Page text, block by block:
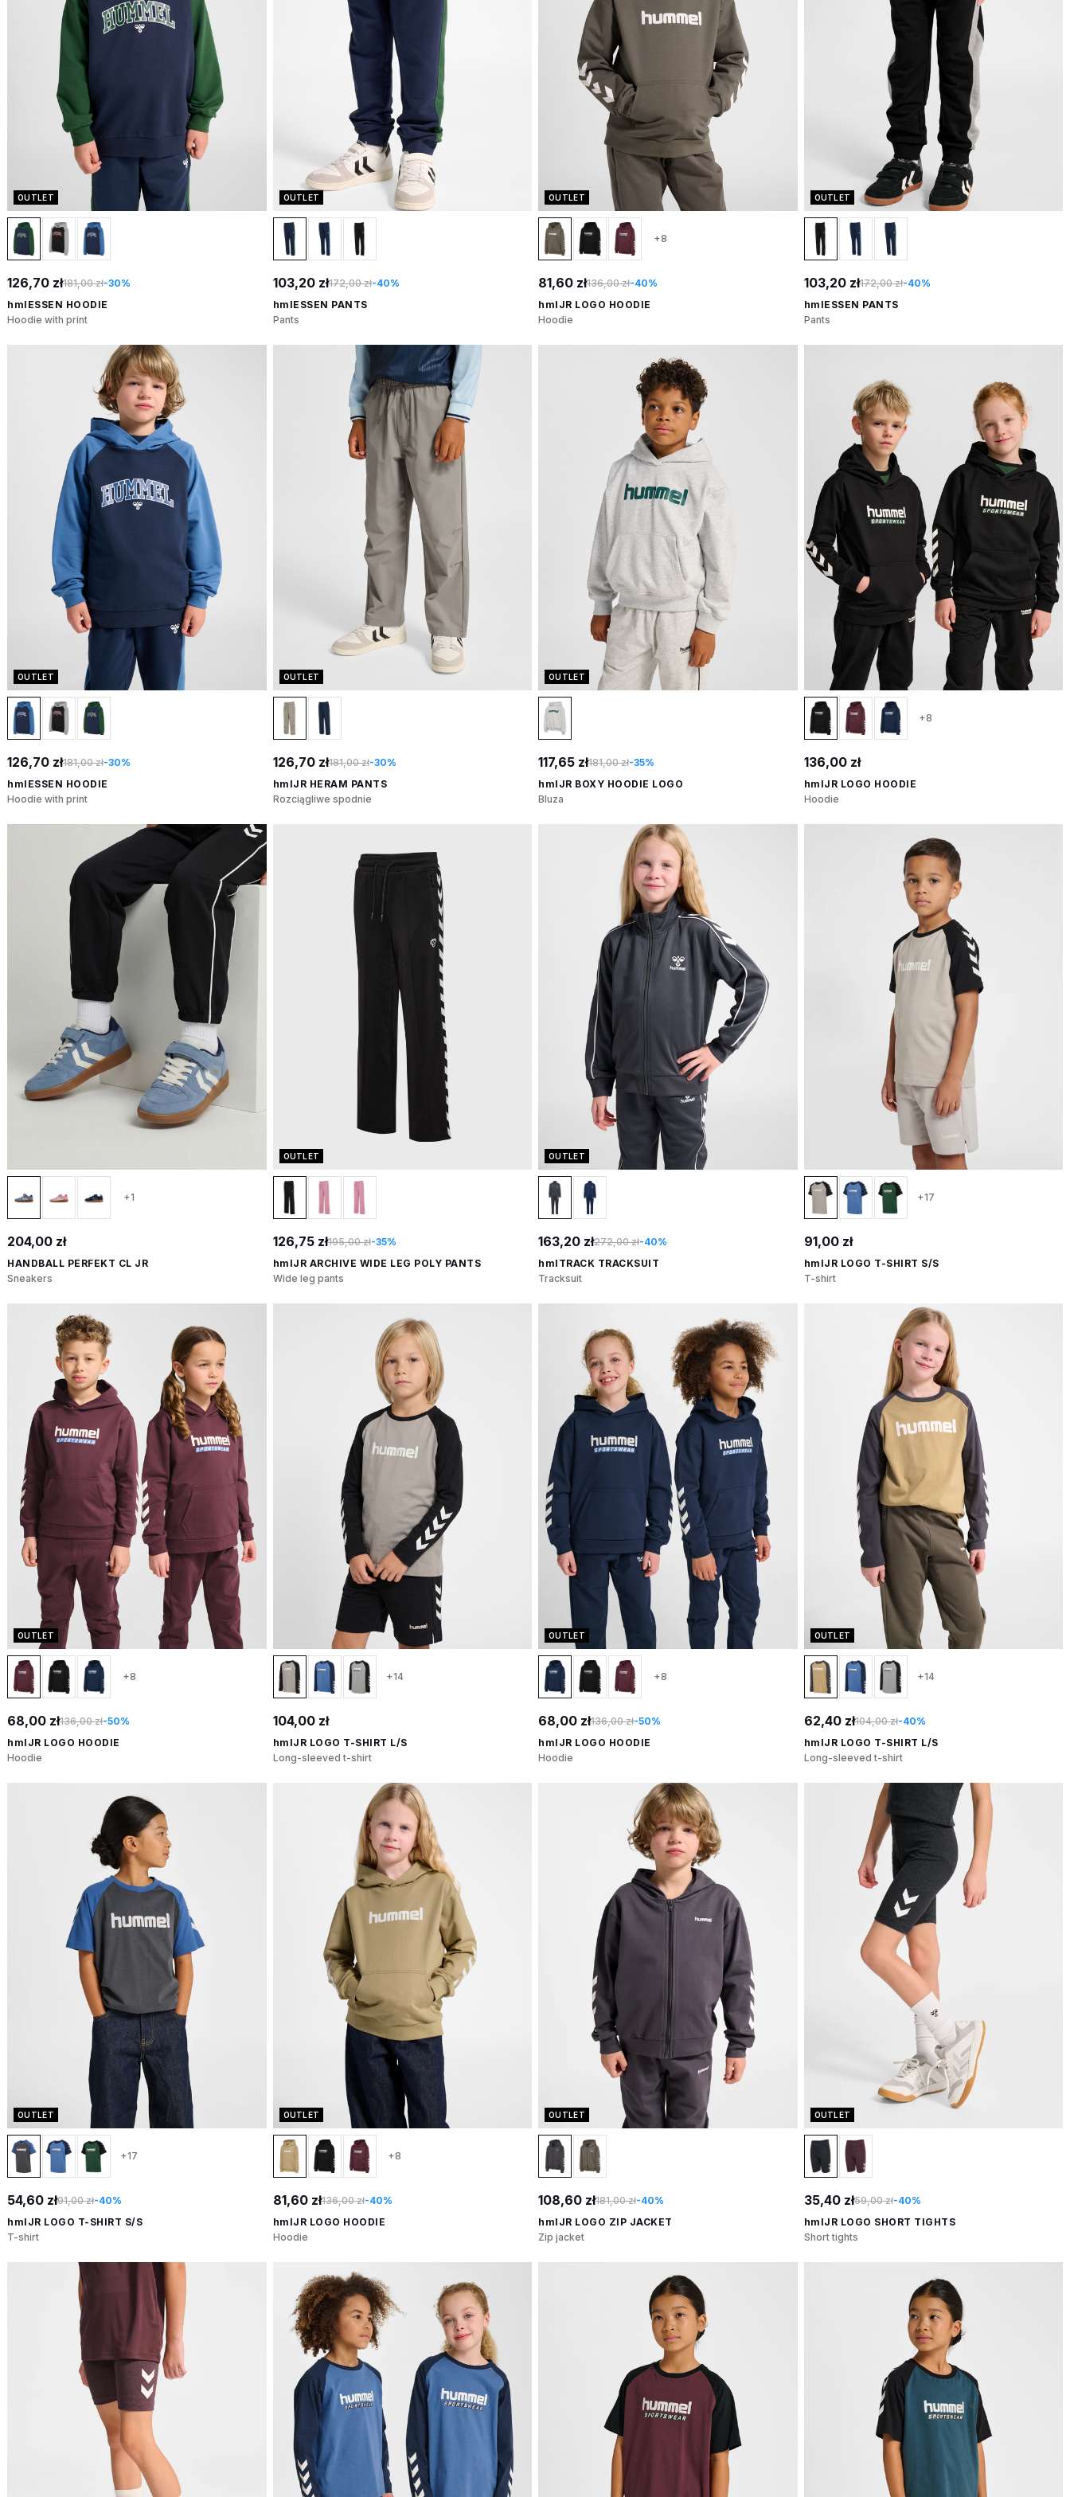
OUTLET
126,70 zł181,00 zł-30%
hmlESSEN HOODIE
Hoodie with print
OUTLET
103,20 zł172,00 zł-40%
hmlESSEN PANTS
Pants
OUTLET
+8
81,60 zł136,00 zł-40%
hmlJR LOGO HOODIE
Hoodie
OUTLET
103,20 zł172,00 zł-40%
hmlESSEN PANTS
Pants
OUTLET
126,70 zł181,00 zł-30%
hmlESSEN HOODIE
Hoodie with print
OUTLET
126,70 zł181,00 zł-30%
hmlJR HERAM PANTS
Rozciągliwe spodnie
OUTLET
117,65 zł181,00 zł-35%
hmlJR BOXY HOODIE LOGO
Bluza
+8
136,00 zł
hmlJR LOGO HOODIE
Hoodie
+1
204,00 zł
HANDBALL PERFEKT CL JR
Sneakers
OUTLET
126,75 zł195,00 zł-35%
hmlJR ARCHIVE WIDE LEG POLY PANTS
Wide leg pants
OUTLET
163,20 zł272,00 zł-40%
hmlTRACK TRACKSUIT
Tracksuit
+17
91,00 zł
hmlJR LOGO T-SHIRT S/S
T-shirt
OUTLET
+8
68,00 zł136,00 zł-50%
hmlJR LOGO HOODIE
Hoodie
+14
104,00 zł
hmlJR LOGO T-SHIRT L/S
Long-sleeved t-shirt
OUTLET
+8
68,00 zł136,00 zł-50%
hmlJR LOGO HOODIE
Hoodie
OUTLET
+14
62,40 zł104,00 zł-40%
hmlJR LOGO T-SHIRT L/S
Long-sleeved t-shirt
OUTLET
+17
54,60 zł91,00 zł-40%
hmlJR LOGO T-SHIRT S/S
T-shirt
OUTLET
+8
81,60 zł136,00 zł-40%
hmlJR LOGO HOODIE
Hoodie
OUTLET
108,60 zł181,00 zł-40%
hmlJR LOGO ZIP JACKET
Zip jacket
OUTLET
35,40 zł59,00 zł-40%
hmlJR LOGO SHORT TIGHTS
Short tights